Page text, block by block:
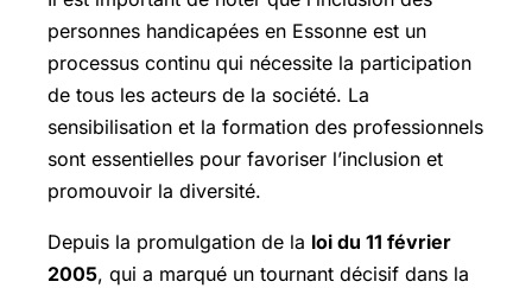
personnes handicapées en Essonne est un
processus continu qui nécessite la participation
de tous les acteurs de la société. La
sensibilisation et la formation des professionnels
sont essentielles pour favoriser l’inclusion et
promouvoir la diversité.
Depuis la promulgation de la loi du 11 février
2005, qui a marqué un tournant décisif dans la